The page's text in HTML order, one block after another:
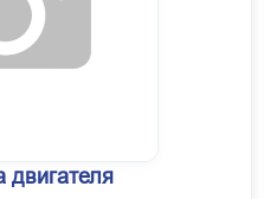
двигателя